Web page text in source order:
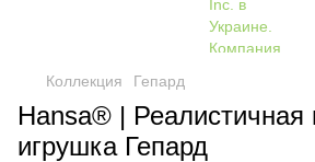
Коллекция Гепард
Hansa® | Реалистичная
игрушка Гепард